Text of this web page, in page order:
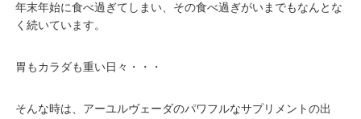
年末年始に食べ過ぎてしまい、その食べ過ぎがいまでもなんとな
く続いています。
胃もカラダも重い日々・・・
そんな時は、アーユルヴェーダのパワフルなサプリメントの出